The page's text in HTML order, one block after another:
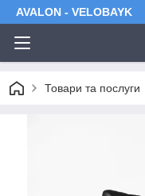
AVALON - VELOBAYK
Товари та послуги